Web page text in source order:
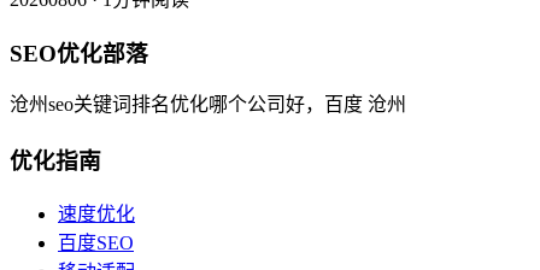
SEO优化部落
沧州seo关键词排名优化哪个公司好，百度 沧州
优化指南
速度优化
百度SEO